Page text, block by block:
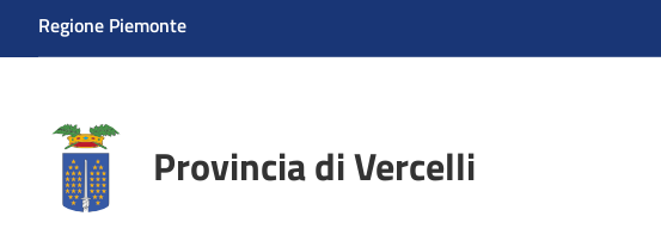
Regione Piemonte
Provincia di Vercelli